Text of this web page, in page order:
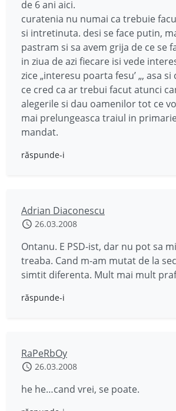
de 6 ani aici.
curatenia nu numai ca trebuie
si intretinuta. desi se face putin,
pastram si sa avem grija de ce se
in ziua de azi fiecare isi vede
zice „interesu poarta fesu’ „, asa
ce cred ca ar trebui facut atunci
alegerile si dau oamenilor tot ce
mai prelungeasca traiul in
mandat.
răspunde-i
Adrian Diaconescu
26.03.2008
Ontanu. E PSD-ist, dar nu pot sa
treaba. Cand m-am mutat de la
simtit diferenta. Mult mai mult
răspunde-i
RaPeRbOy
26.03.2008
he he…cand vrei, se poate.